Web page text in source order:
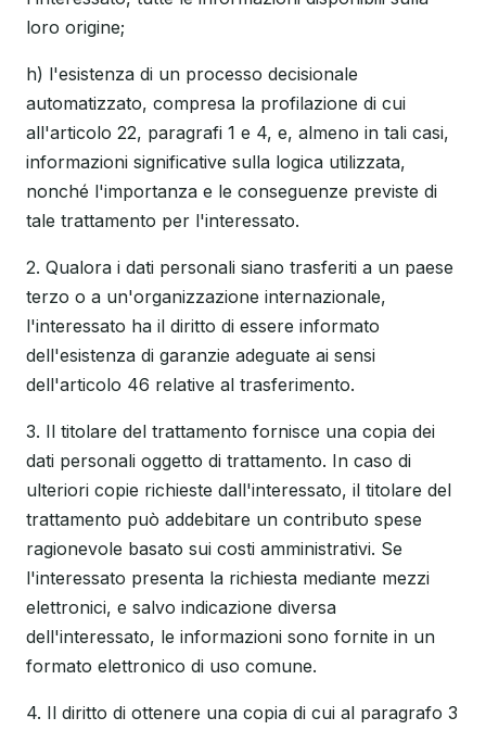
loro origine;
h) l'esistenza di un processo decisionale
automatizzato, compresa la profilazione di cui
all'articolo 22, paragrafi 1 e 4, e, almeno in tali casi,
informazioni significative sulla logica utilizzata,
nonché l'importanza e le conseguenze previste di
tale trattamento per l'interessato.
2. Qualora i dati personali siano trasferiti a un paese
terzo o a un'organizzazione internazionale,
l'interessato ha il diritto di essere informato
dell'esistenza di garanzie adeguate ai sensi
dell'articolo 46 relative al trasferimento.
3. Il titolare del trattamento fornisce una copia dei
dati personali oggetto di trattamento. In caso di
ulteriori copie richieste dall'interessato, il titolare del
trattamento può addebitare un contributo spese
ragionevole basato sui costi amministrativi. Se
l'interessato presenta la richiesta mediante mezzi
elettronici, e salvo indicazione diversa
dell'interessato, le informazioni sono fornite in un
formato elettronico di uso comune.
4. Il diritto di ottenere una copia di cui al paragrafo 3